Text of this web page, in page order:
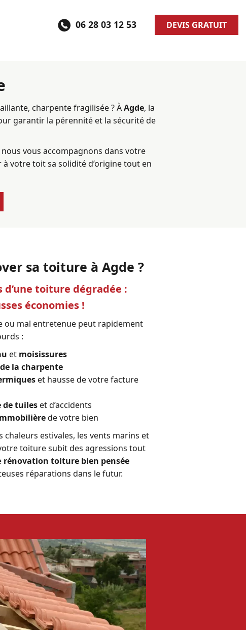
DEVIS GRATUIT
06 28 03 12 53
charpente fragilisée ? ÀAgde, la
garantir la pérennité et la sécurité de
nous vous accompagnons dans votre
votre toit sa solidité d’origine tout en
sa toiture à Agde ?
d’une toiture dégradée :
économies !
ou mal entretenue peut rapidement
:
et moisissures
la charpente
et hausse de votre facture
de tuileset d’accidents
de votre bien
chaleurs estivales, les vents marins et
toiture subit des agressions tout
rénovation toiture bien pensée
réparations dans le futur.